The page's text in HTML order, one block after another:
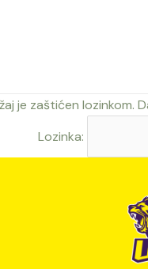
je zaštićen lozinkom.
Lozinka: